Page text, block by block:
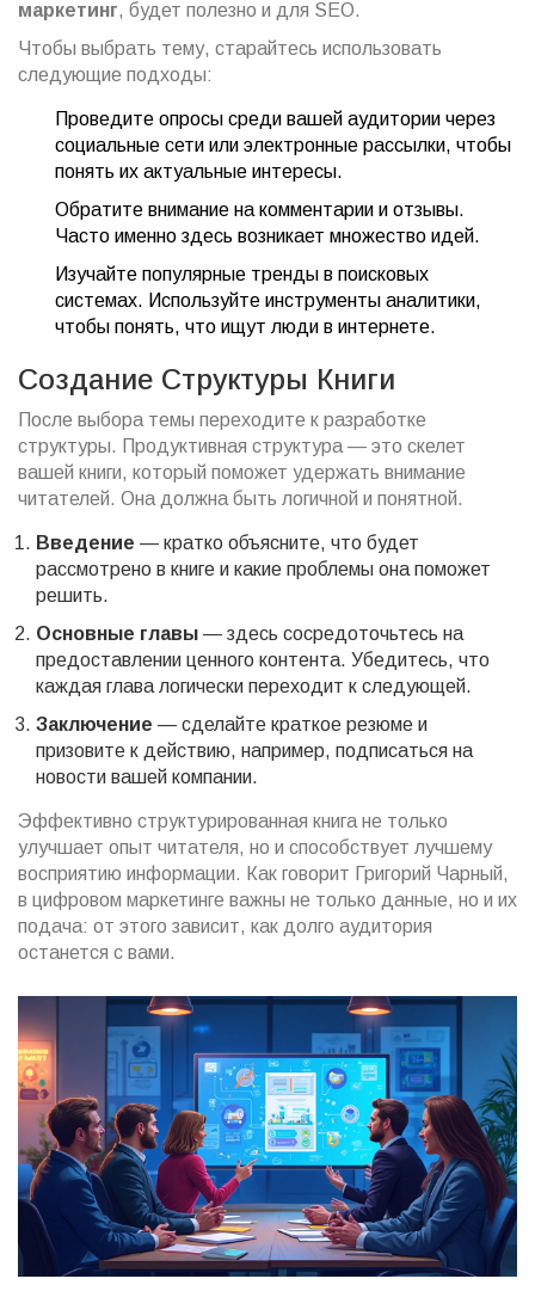
маркетинг, будет полезно и для SEO.
Чтобы выбрать тему, старайтесь использовать
следующие подходы:
Проведите опросы среди вашей аудитории через
социальные сети или электронные рассылки, чтобы
понять их актуальные интересы.
Обратите внимание на комментарии и отзывы.
Часто именно здесь возникает множество идей.
Изучайте популярные тренды в поисковых
системах. Используйте инструменты аналитики,
чтобы понять, что ищут люди в интернете.
Создание Структуры Книги
После выбора темы переходите к разработке
структуры. Продуктивная структура — это скелет
вашей книги, который поможет удержать внимание
читателей. Она должна быть логичной и понятной.
Введение — кратко объясните, что будет
рассмотрено в книге и какие проблемы она поможет
решить.
Основные главы — здесь сосредоточьтесь на
предоставлении ценного контента. Убедитесь, что
каждая глава логически переходит к следующей.
Заключение — сделайте краткое резюме и
призовите к действию, например, подписаться на
новости вашей компании.
Эффективно структурированная книга не только
улучшает опыт читателя, но и способствует лучшему
восприятию информации. Как говорит Григорий Чарный,
в цифровом маркетинге важны не только данные, но и их
подача: от этого зависит, как долго аудитория
останется с вами.